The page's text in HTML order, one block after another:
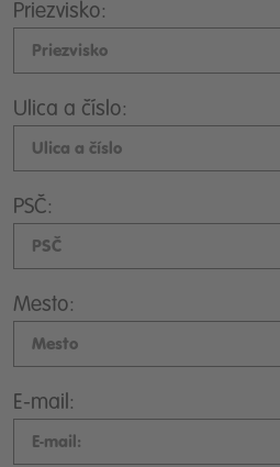
Priezvisko:
Ulica a číslo:
PSČ:
Mesto:
E-mail: